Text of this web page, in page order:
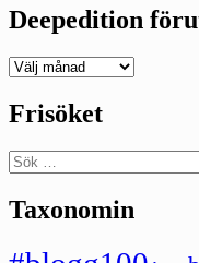
Deepedition
Deepedition
Frisöket
Sök
efter:
Taxonomin